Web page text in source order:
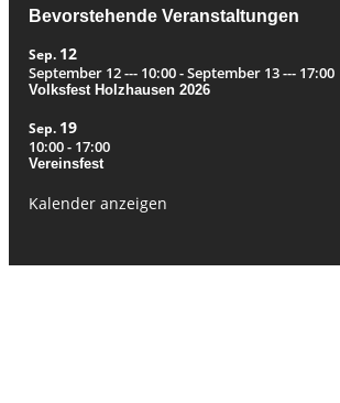
Bevorstehende Veranstaltungen
Sep. 12
September 12 --- 10:00-September 13 --- 17:00
Volksfest Holzhausen 2026
Sep. 19
10:00- 17:00
Vereinsfest
Kalender anzeigen